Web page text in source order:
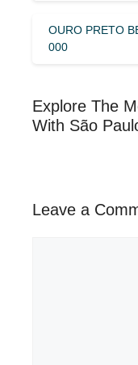
OURO PRETO
000
Explore The
With São
Leave a